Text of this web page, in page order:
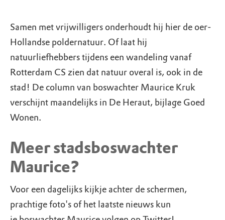
Samen met vrijwilligers onderhoudt hij hier de oer-
Hollandse poldernatuur. Of laat hij
natuurliefhebbers tijdens een wandeling vanaf
Rotterdam CS zien dat natuur overal is, ook in de
stad! De column van boswachter Maurice Kruk
verschijnt maandelijks in De Heraut, bijlage Goed
Wonen.
Meer stadsboswachter
Maurice?
Voor een dagelijks kijkje achter de schermen,
prachtige foto's of het laatste nieuws kun